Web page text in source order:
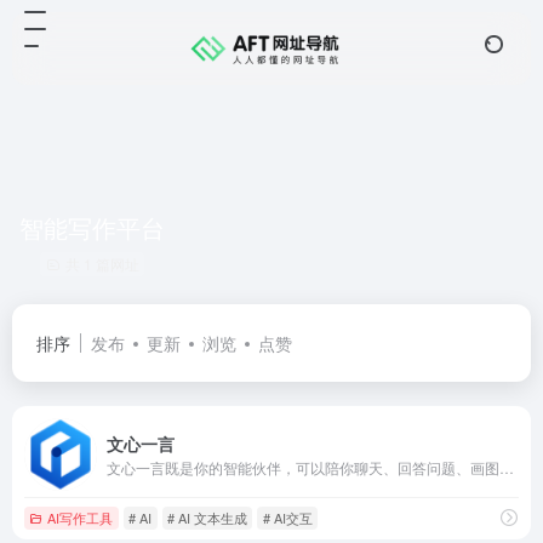
排序 发布 更新 浏览 点赞
文心一言
AI写作工具 # AI # AI 文本生成 # AI交互